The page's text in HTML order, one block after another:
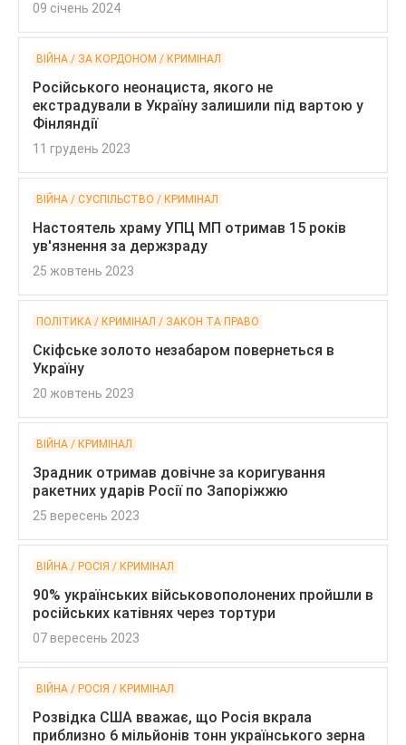
09 січень 2024
ВІЙНА / ЗА КОРДОНОМ / КРИМІНАЛ
Російського неонациста, якого не
екстрадували в Україну залишили під вартою у
Фінляндії
11 грудень 2023
ВІЙНА / СУСПІЛЬСТВО / КРИМІНАЛ
Настоятель храму УПЦ МП отримав 15 років
ув'язнення за держзраду
25 жовтень 2023
ПОЛІТИКА / КРИМІНАЛ / ЗАКОН ТА ПРАВО
Скіфське золото незабаром повернеться в
Україну
20 жовтень 2023
ВІЙНА / КРИМІНАЛ
Зрадник отримав довічне за коригування
ракетних ударів Росії по Запоріжжю
25 вересень 2023
ВІЙНА / РОСІЯ / КРИМІНАЛ
90% українських військовополонених пройшли в
російських катівнях через тортури
07 вересень 2023
ВІЙНА / РОСІЯ / КРИМІНАЛ
Розвідка США вважає, що Росія вкрала
приблизно 6 мільйонів тонн українського зерна